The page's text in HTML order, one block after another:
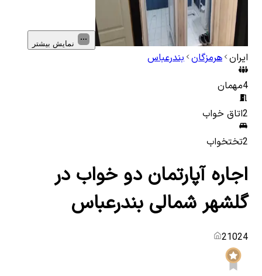
نمایش بیشتر
ایران هرمزگان بندرعباس
4مهمان
2اتاق خواب
2تختخواب
اجاره آپارتمان دو خواب در
گلشهر شمالی بندرعباس
21024